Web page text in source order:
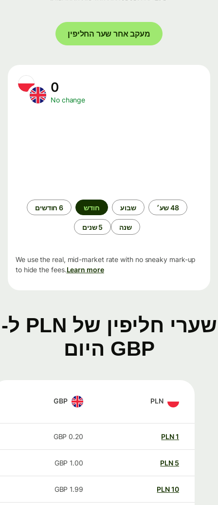
מעקב אחר שער החליפין
No change
48 שע׳ שבוע חודש 6 חודשים
שנה 5 שנים
We use the real, mid-market rate with no sneaky mark-up
to hide the fees.Learn more
שערי חליפין של PLN ל-
GBP היום
PLN
GBP
PLN
0.20
GBP
PLN
1.00
GBP
PLN
1.99
GBP